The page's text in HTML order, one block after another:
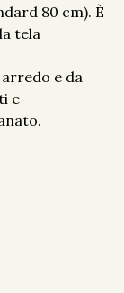
80 cm). È
tela
e da
e